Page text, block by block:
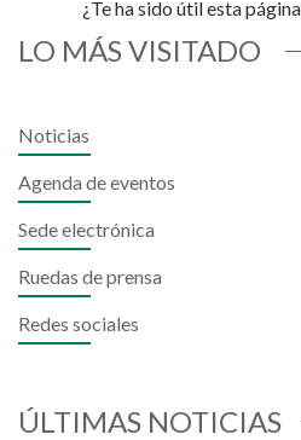
¿Te ha sido útil esta
LO MÁS VISITADO
Noticias
Agenda de eventos
Sede electrónica
Ruedas de prensa
Redes sociales
ÚLTIMAS NOTICIAS